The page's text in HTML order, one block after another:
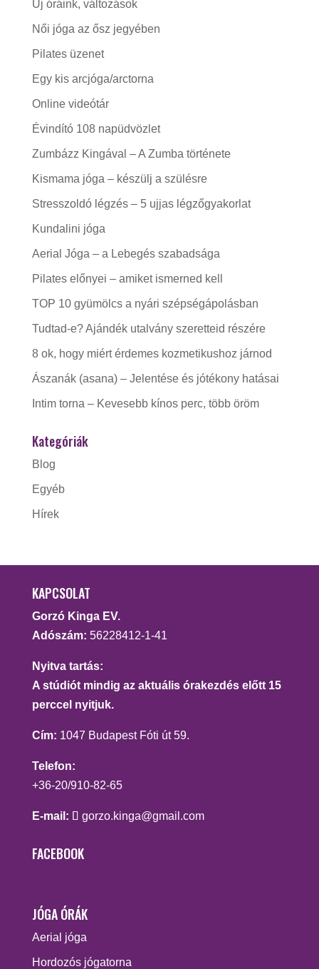
Új óráink, változások
Női jóga az ősz jegyében
Pilates üzenet
Egy kis arcjóga/arctorna
Online videótár
Évindító 108 napüdvözlet
Zumbázz Kingával – A Zumba története
Kismama jóga – készülj a szülésre
Stresszoldó légzés – 5 ujjas légzőgyakorlat
Kundalini jóga
Aerial Jóga – a Lebegés szabadsága
Pilates előnyei – amiket ismerned kell
TOP 10 gyümölcs a nyári szépségápolásban
Tudtad-e? Ajándék utalvány szeretteid részére
8 ok, hogy miért érdemes kozmetikushoz járnod
Ászanák (asana) – Jelentése és jótékony hatásai
Intim torna – Kevesebb kínos perc, több öröm
Kategóriák
Blog
Egyéb
Hírek
KAPCSOLAT
Gorzó Kinga EV.
Adószám: 56228412-1-41
Nyitva tartás:
A stúdiót mindig az aktuális órakezdés előtt 15
perccel nyitjuk.
Cím: 1047 Budapest Fóti út 59.
Telefon:
+36-20/910-82-65
E-mail: gorzo.kinga@gmail.com
FACEBOOK
JÓGA ÓRÁK
Aerial jóga
Hordozós jógatorna